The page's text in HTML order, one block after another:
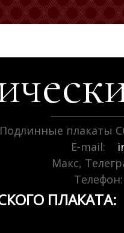
Подлинные плакаты
E-mail:
Макс,
Телефон:
ПЛАКАТА: